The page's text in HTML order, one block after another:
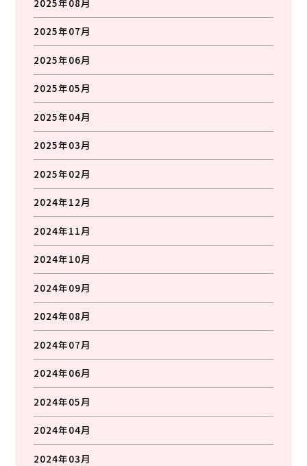
2025年07月
2025年06月
2025年05月
2025年04月
2025年03月
2025年02月
2024年12月
2024年11月
2024年10月
2024年09月
2024年08月
2024年07月
2024年06月
2024年05月
2024年04月
2024年03月